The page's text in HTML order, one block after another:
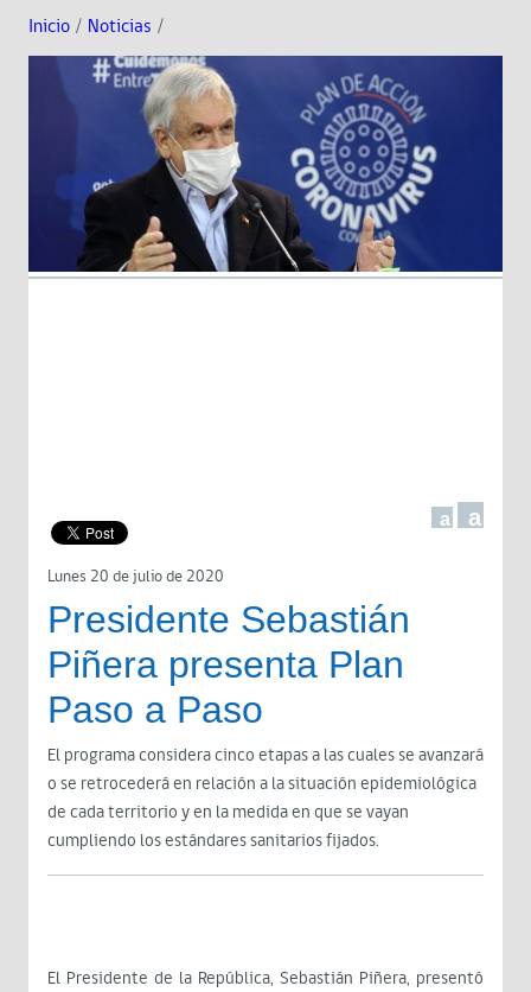
Inicio / Noticias /
a a
Lunes 20 de julio de 2020
Presidente Sebastián
Piñera presenta Plan
Paso a Paso
El programa considera cinco etapas a las cuales se avanzará
o se retrocederá en relación a la situación epidemiológica
de cada territorio y en la medida en que se vayan
cumpliendo los estándares sanitarios fijados.
El Presidente de la República, Sebastián Piñera, presentó